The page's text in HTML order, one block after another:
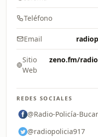
Teléfono
Email
Sitio
Web
zeno.fm/
REDES SOCIALES
@Radio-Policía-
@radiopolicia917